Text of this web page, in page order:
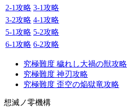
2-1攻略 3-1攻略
3-2攻略 4-1攻略
5-1攻略 5-2攻略
6-1攻略 6-2攻略
究極難度 穢れし大禍の獣攻略
究極難度 神刃攻略
究極難度 歪空の焔獄竜攻略
想滅ノ零機構